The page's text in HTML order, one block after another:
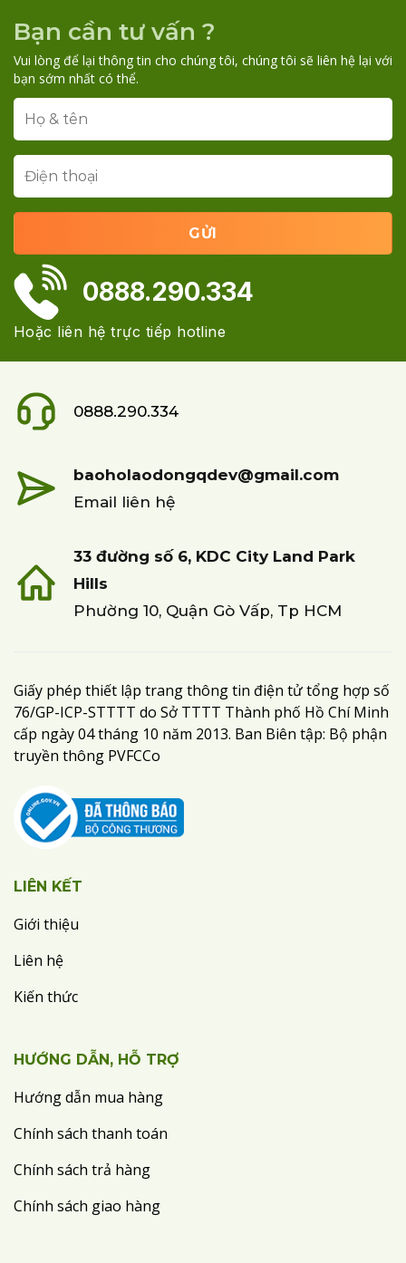
Bạn cần tư vấn ?
Vui lòng để lại thông tin cho chúng tôi, chúng tôi sẽ liên hệ lại với
bạn sớm nhất có thể.
0888.290.334
Hoặc liên hệ trực tiếp hotline
0888.290.334
baoholaodongqdev@gmail.com
Email liên hệ
33 đường số 6, KDC City Land Park
Hills
Phường 10, Quận Gò Vấp, Tp HCM
Giấy phép thiết lập trang thông tin điện tử tổng hợp số
76/GP-ICP-STTTT do Sở TTTT Thành phố Hồ Chí Minh
cấp ngày 04 tháng 10 năm 2013. Ban Biên tập: Bộ phận
truyền thông PVFCCo
LIÊN KẾT
Giới thiệu
Liên hệ
Kiến thức
HƯỚNG DẪN, HỖ TRỢ
Hướng dẫn mua hàng
Chính sách thanh toán
Chính sách trả hàng
Chính sách giao hàng